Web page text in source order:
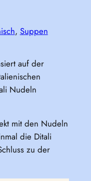
, Suppen
auf der
Nudeln
mit den Nudeln
die Ditali
zu der